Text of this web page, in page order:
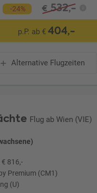
-24% € 532,-
p.P. ab €404,-
Alternative Flugzeiten
Flug ab Wien (VIE)
816,-
Premium (CM1)
(U)